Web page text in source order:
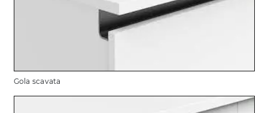
Gola scavata